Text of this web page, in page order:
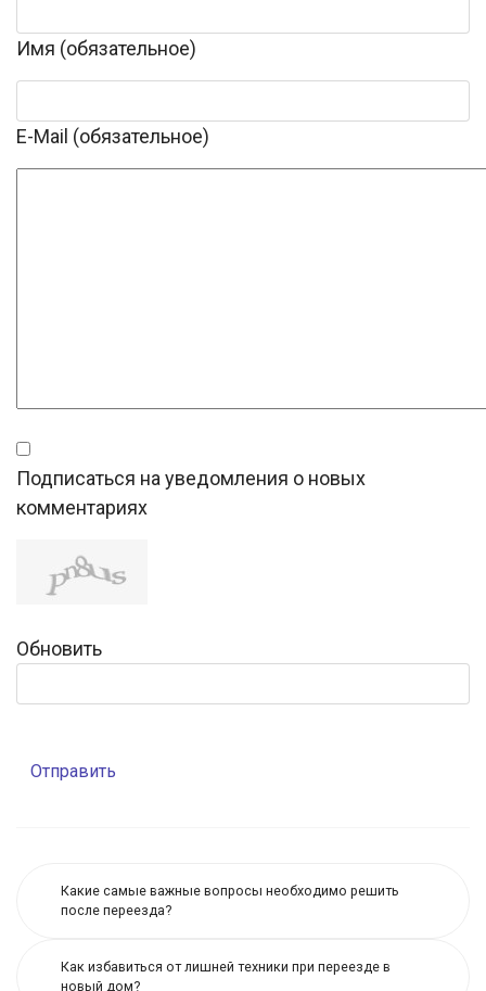
Имя (обязательное)
E-Mail (обязательное)
Подписаться на уведомления о новых
комментариях
Обновить
Отправить
Какие самые важные вопросы необходимо решить
после переезда?
Как избавиться от лишней техники при переезде в
новый дом?